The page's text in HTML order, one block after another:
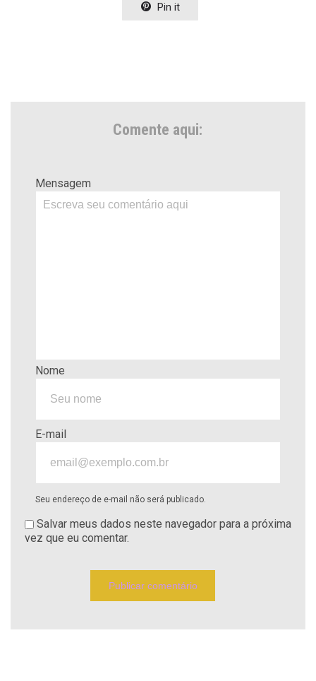
 Pin it
Comente aqui:
Mensagem
Nome
E-mail
Seu endereço de e-mail não será publicado.
Salvar meus dados neste navegador para a próxima
vez que eu comentar.